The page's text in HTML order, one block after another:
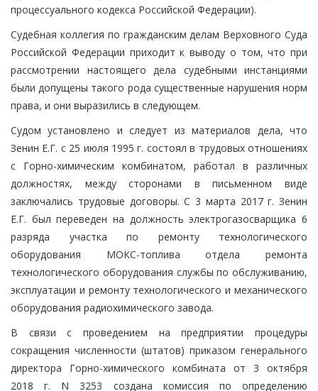
процессуального кодекса Российской Федерации).
Судебная коллегия по гражданским делам Верховного Суда
Российской Федерации приходит к выводу о том, что при
рассмотрении настоящего дела судебными инстанциями
были допущены такого рода существенные нарушения норм
права, и они выразились в следующем.
Судом установлено и следует из материалов дела, что
Зенин Е.Г. с 25 июля 1995 г. состоял в трудовых отношениях
с Горно-химическим комбинатом, работал в различных
должностях, между сторонами в письменном виде
заключались трудовые договоры. С 3 марта 2017 г. Зенин
Е.Г. был переведен на должность электрогазосварщика 6
разряда участка по ремонту технологического
оборудования МОКС-топлива отдела ремонта
технологического оборудования службы по обслуживанию,
эксплуатации и ремонту технологического и механического
оборудования радиохимического завода.
В связи с проведением на предприятии процедуры
сокращения численности (штатов) приказом генерального
директора Горно-химического комбината от 3 октября
2018 г. N 3253 создана комиссия по определению